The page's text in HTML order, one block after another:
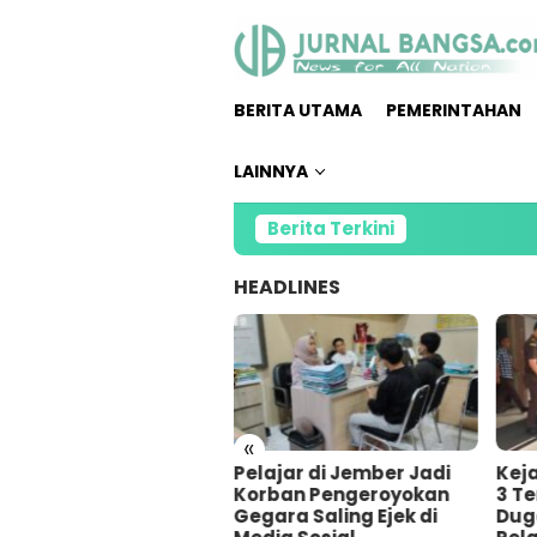
BERITA UTAMA PEMERINTAHAN
LAINNYA
Berita Terkini
HEADLINES
«
Pelajar di Jember Jadi
Korban Pengeroyokan
Gegara Saling Ejek di
3